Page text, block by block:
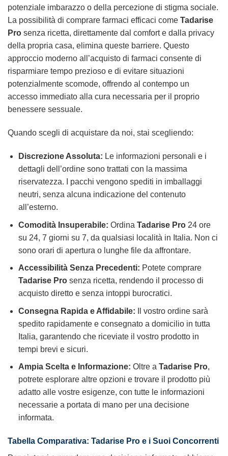
potenziale imbarazzo o della percezione di stigma sociale.
La possibilità di comprare farmaci efficaci come Tadarise
Pro senza ricetta, direttamente dal comfort e dalla privacy
della propria casa, elimina queste barriere. Questo
approccio moderno all’acquisto di farmaci consente di
risparmiare tempo prezioso e di evitare situazioni
potenzialmente scomode, offrendo al contempo un
accesso immediato alla cura necessaria per il proprio
benessere sessuale.
Quando scegli di acquistare da noi, stai scegliendo:
Discrezione Assoluta: Le informazioni personali e i
dettagli dell’ordine sono trattati con la massima
riservatezza. I pacchi vengono spediti in imballaggi
neutri, senza alcuna indicazione del contenuto
all’esterno.
Comodità Insuperabile: Ordina Tadarise Pro24 ore
su 24, 7 giorni su 7, da qualsiasi località in Italia. Non ci
sono orari di apertura o lunghe file da affrontare.
Accessibilità Senza Precedenti: Potete comprare
Tadarise Prosenza ricetta, rendendo il processo di
acquisto diretto e senza intoppi burocratici.
Consegna Rapida e Affidabile: Il vostro ordine sarà
spedito rapidamente e consegnato a domicilio in tutta
Italia, garantendo che riceviate il vostro prodotto in
tempi brevi e sicuri.
Ampia Scelta e Informazione: Oltre a Tadarise Pro,
potrete esplorare altre opzioni e trovare il prodotto più
adatto alle vostre esigenze, con tutte le informazioni
necessarie a portata di mano per una decisione
informata.
Tabella Comparativa: Tadarise Pro e i Suoi Concorrenti